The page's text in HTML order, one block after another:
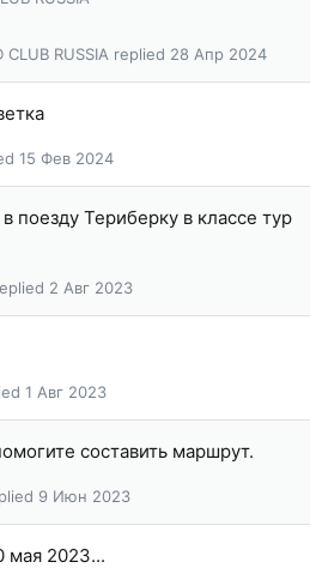
28 Апр 2024
CLUB RUSSIA
15 Фев 2024
поезду Териберку в классе тур
2 Авг 2023
1 Авг 2023
составить маршрут.
9 Июн 2023
мая 2023...